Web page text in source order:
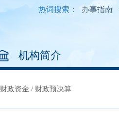
热词搜索： 办事指南
机构简介
财政资金 / 财政预决算